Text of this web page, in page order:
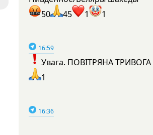
50
45 1 1
16:59
Увага. ПОВІТРЯНА ТРИВОГА
1
16:36